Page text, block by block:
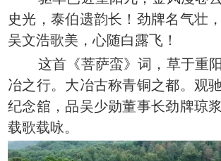
史光，泰伯遗韵长！劲牌名气壮
吴文浩歌美，心随白露飞！
这首《菩萨蛮》词，草于重
冶之行。大冶古称青铜之都。观
纪念舘，品吴少勋董事长劲牌琼
载歌载咏。